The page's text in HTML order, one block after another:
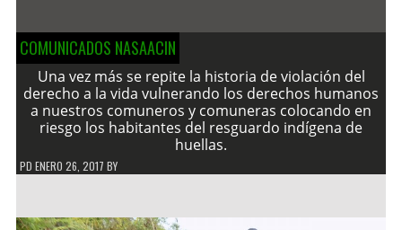
COMUNICADOS NASAACIN
Una vez más se repite la historia de violación del
derecho a la vida vulnerando los derechos humanos
a nuestros comuneros y comuneras colocando en
riesgo los habitantes del resguardo indígena de
huellas.
PD ENERO 26, 2017 BY